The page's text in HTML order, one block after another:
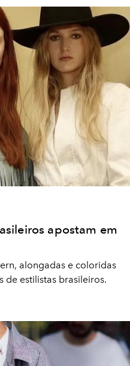
apostam em
alongadas e coloridas
de estilistas brasileiros.